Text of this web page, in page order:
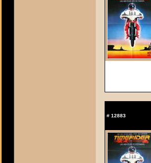
# 12883